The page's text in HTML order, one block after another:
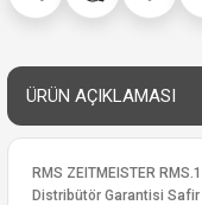
ÜRÜN AÇIKLAMASI
RMS ZEITMEISTER
Distribütör Garantisi